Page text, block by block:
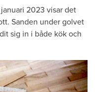
2023 visar det
Sanden under golvet
sig in i både kök och